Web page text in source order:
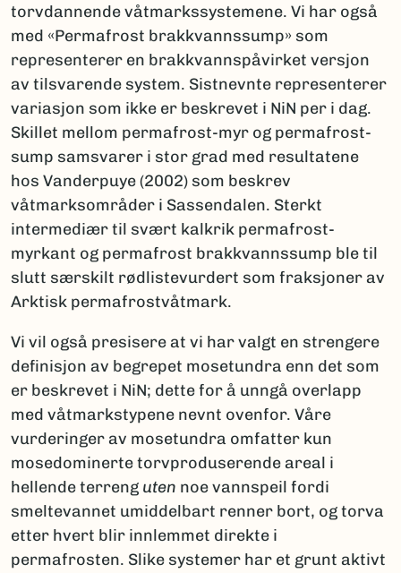
torvdannende våtmarkssystemene. Vi har også
med «Permafrost brakkvannssump» som
representerer en brakkvannspåvirket versjon
av tilsvarende system. Sistnevnte representerer
variasjon som ikke er beskrevet i NiN per i dag.
Skillet mellom permafrost-myr og permafrost-
sump samsvarer i stor grad med resultatene
hos Vanderpuye (2002) som beskrev
våtmarksområder i Sassendalen. Sterkt
intermediær til svært kalkrik permafrost-
myrkant og permafrost brakkvannssump ble til
slutt særskilt rødlistevurdert som fraksjoner av
Arktisk permafrostvåtmark.
Vi vil også presisere at vi har valgt en strengere
definisjon av begrepet mosetundra enn det som
er beskrevet i NiN; dette for å unngå overlapp
med våtmarkstypene nevnt ovenfor. Våre
vurderinger av mosetundra omfatter kun
mosedominerte torvproduserende areal i
hellende terreng uten noe vannspeil fordi
smeltevannet umiddelbart renner bort, og torva
etter hvert blir innlemmet direkte i
permafrosten. Slike systemer har et grunt aktivt